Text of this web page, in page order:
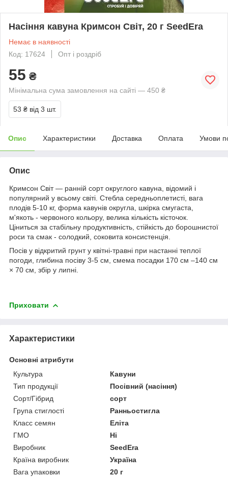
Насіння кавуна Кримсон Світ, 20 г SeedEra
Немає в наявності
Код: 17624
Опт і роздріб
55 ₴
Мінімальна сума замовлення на сайті — 450 ₴
53 ₴ від 3 шт.
Опис Характеристики Доставка Оплата Умови
Опис
Кримсон Світ — ранній сорт округлого кавуна, відомий і
популярний у всьому світі. Стебла середньоплетисті, вага
плодів 5-10 кг, форма кавунів округла, шкірка смугаста,
м'якоть - червоного кольору, велика кількість кісточок.
Ціниться за стабільну продуктивність, стійкість до борошнистої
роси та смак - солодкий, соковита консистенція.
Посів у відкритий грунт у квітні-травні при настанні теплої
погоди, глибина посіву 3-5 см, смема посадки 170 см –140 см
× 70 см, збір у липні.
Приховати
Характеристики
Основні атрибути
Культура
Кавуни
Тип продукції
Посівний (насіння)
Сорт/Гібрид
сорт
Група стиглості
Ранньостигла
Класс семян
Еліта
ГМО
Ні
Виробник
SeedEra
Країна виробник
Україна
Вага упаковки
20 г